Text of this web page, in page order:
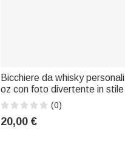
Bicchiere da whisky
oz con foto divertente in
animato retrò, con nome e
per l'inaugurazione della casa,
compleanno, per coppie, per
(0)
20,00 €